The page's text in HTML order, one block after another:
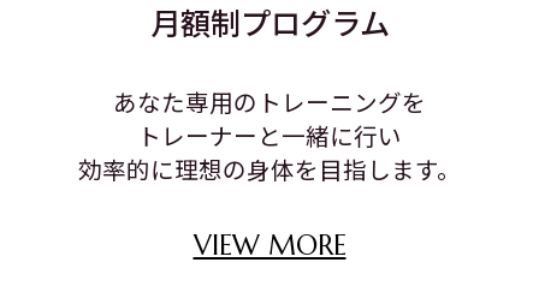
月額制プログラム
あなた専用のトレーニングを
トレーナーと一緒に行い
効率的に理想の身体を目指します。
VIEW MORE